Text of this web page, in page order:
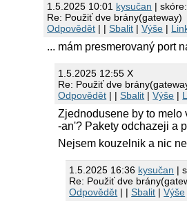
1.5.2025 10:01 kysučan |
Re: Použiť dve brány(gateway)
Odpovědět | |Sbalit |Výše |
... mám presmerovaný port
1.5.2025 12:55 X
Re: Použiť dve
Odpovědět | |Sbalit |Výše |
Zjednodusene by to melo
-an'? Pakety odchazeji a
Nejsem kouzelnik a nic
1.5.2025 16:36 kysučan |
Re: Použiť dve
Odpovědět | |Sbalit |Výše